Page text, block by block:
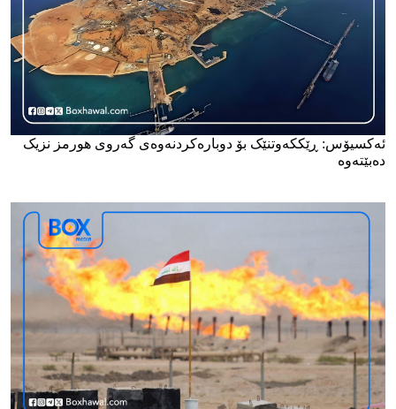
ئەکسیۆس: ڕێککەوتنێک بۆ دوبارەکردنەوەی گەروی هورمز نزیک
دەبێتەوە